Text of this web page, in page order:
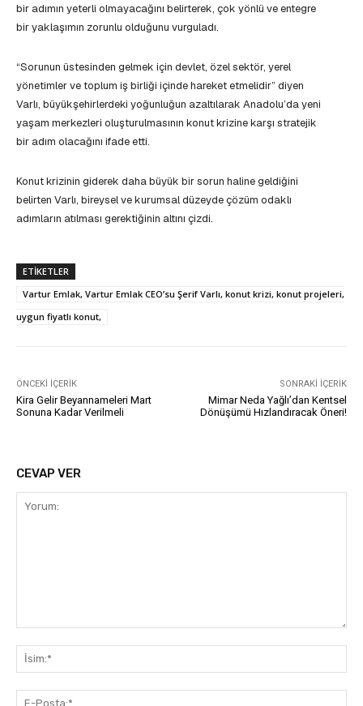
bir adımın yeterli olmayacağını belirterek, çok yönlü ve entegre
bir yaklaşımın zorunlu olduğunu vurguladı.
“Sorunun üstesinden gelmek için devlet, özel sektör, yerel
yönetimler ve toplum iş birliği içinde hareket etmelidir” diyen
Varlı, büyükşehirlerdeki yoğunluğun azaltılarak Anadolu’da yeni
yaşam merkezleri oluşturulmasının konut krizine karşı stratejik
bir adım olacağını ifade etti.
Konut krizinin giderek daha büyük bir sorun haline geldiğini
belirten Varlı, bireysel ve kurumsal düzeyde çözüm odaklı
adımların atılması gerektiğinin altını çizdi.
ETIKETLER
Vartur Emlak, Vartur Emlak CEO’su Şerif Varlı, konut krizi, konut projeleri,
uygun fiyatlı konut,
ÖNCEKI İÇERIK
Kira Gelir Beyannameleri Mart
Sonuna Kadar Verilmeli
SONRAKI İÇERIK
Mimar Neda Yağlı’dan Kentsel
Dönüşümü Hızlandıracak Öneri!
CEVAP VER